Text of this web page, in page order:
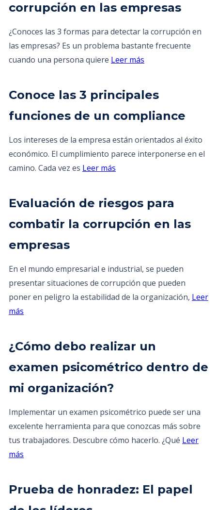
corrupción en las empresas
¿Conoces las 3 formas para detectar la corrupción en
las empresas? Es un problema bastante frecuente
cuando una persona quiere Leer más
Conoce las 3 principales
funciones de un compliance
Los intereses de la empresa están orientados al éxito
económico. El cumplimiento parece interponerse en el
camino. Cada vez es Leer más
Evaluación de riesgos para
combatir la corrupción en las
empresas
En el mundo empresarial e industrial, se pueden
presentar situaciones de corrupción que pueden
poner en peligro la estabilidad de la organización, Leer
más
¿Cómo debo realizar un
examen psicométrico dentro de
mi organización?
Implementar un examen psicométrico puede ser una
excelente herramienta para que conozcas más sobre
tus trabajadores. Descubre cómo hacerlo. ¿Qué Leer
más
Prueba de honradez: El papel